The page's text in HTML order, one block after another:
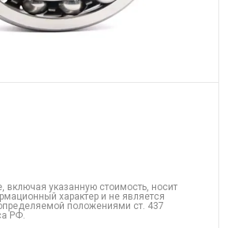
включая указанную стоимость, носит
характер и не является
положениями ст. 437
РФ.